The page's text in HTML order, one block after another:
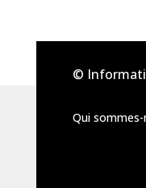
©
Qui sommes-